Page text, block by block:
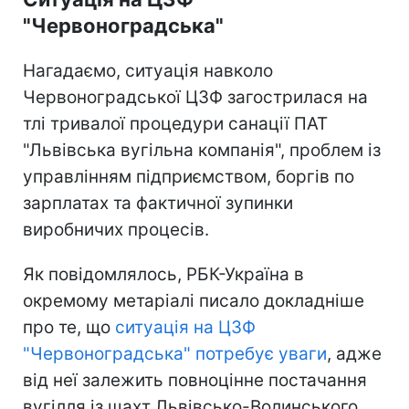
"Червоноградська"
Нагадаємо, ситуація навколо
Червоноградської ЦЗФ загострилася на
тлі тривалої процедури санації ПАТ
"Львівська вугільна компанія", проблем із
управлінням підприємством, боргів по
зарплатах та фактичної зупинки
виробничих процесів.
Як повідомлялось, РБК-Україна в
окремому метаріалі писало докладніше
про те, що ситуація на ЦЗФ
"Червоноградська" потребує уваги, адже
від неї залежить повноцінне постачання